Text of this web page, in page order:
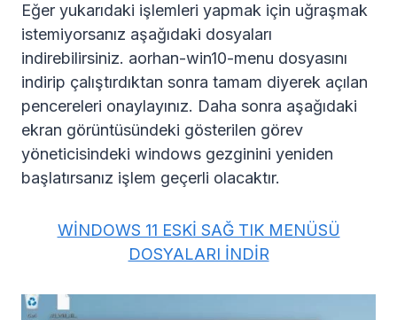
Eğer yukarıdaki işlemleri yapmak için uğraşmak
istemiyorsanız aşağıdaki dosyaları
indirebilirsiniz. aorhan-win10-menu dosyasını
indirip çalıştırdıktan sonra tamam diyerek açılan
pencereleri onaylayınız. Daha sonra aşağıdaki
ekran görüntüsündeki gösterilen görev
yöneticisindeki windows gezginini yeniden
başlatırsanız işlem geçerli olacaktır.
WİNDOWS 11 ESKİ SAĞ TIK MENÜSÜ
DOSYALARI İNDİR